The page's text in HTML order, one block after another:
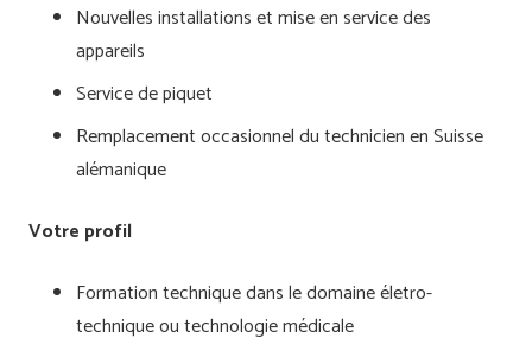
Nouvelles installations et mise en service des
appareils
Service de piquet
Remplacement occasionnel du technicien en Suisse
alémanique
Votre profil
Formation technique dans le domaine életro-
technique ou technologie médicale